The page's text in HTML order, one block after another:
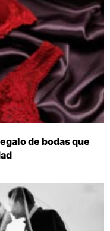
de bodas que